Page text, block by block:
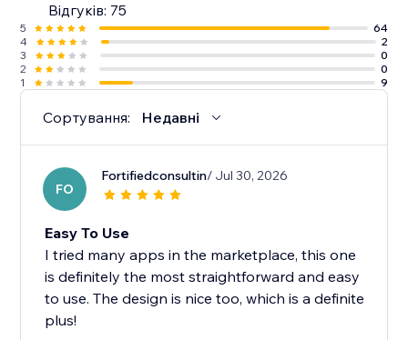
Відгуків: 75
5
64
4
2
3
0
2
0
1
9
Сортування: Недавні
FO
Fortifiedconsultin/ Jul 30, 2026
Easy To Use
I tried many apps in the marketplace, this one
is definitely the most straightforward and easy
to use. The design is nice too, which is a definite
plus!